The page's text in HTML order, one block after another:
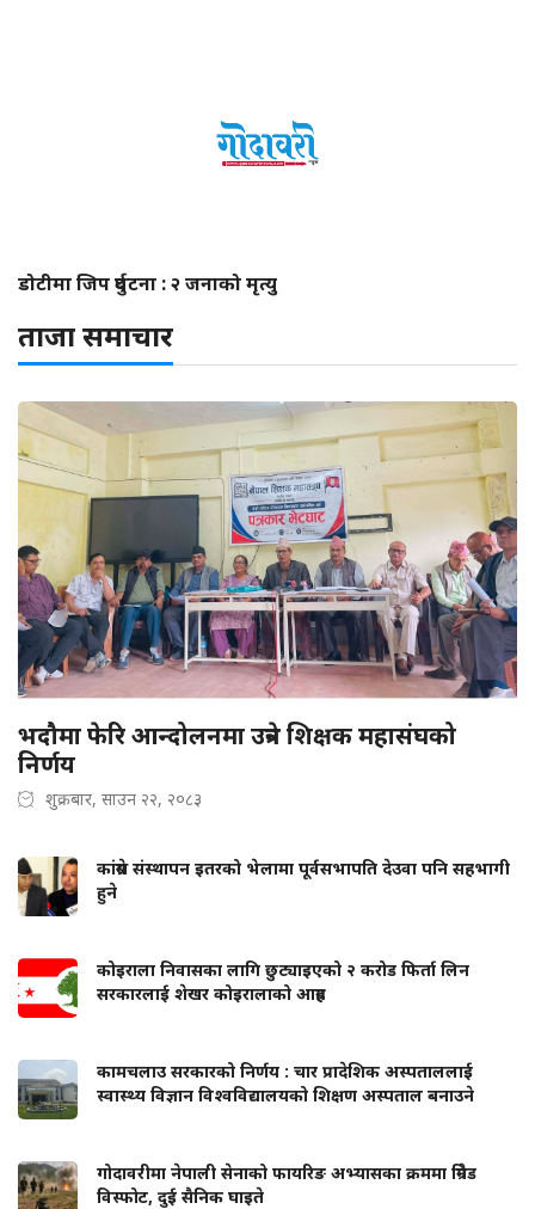
डोटीमा जिप दुर्घटना : २ जनाको मृत्यु
ताजा समाचार
भदौमा फेरि आन्दोलनमा उत्रने शिक्षक महासंघको
निर्णय
शुक्रबार, साउन २२, २०८३
कांग्रेस संस्थापन इतरको भेलामा पूर्वसभापति देउवा पनि सहभागी
हुने
कोइराला निवासका लागि छुट्याइएको २ करोड फिर्ता लिन
सरकारलाई शेखर कोइरालाको आग्रह
कामचलाउ सरकारको निर्णय : चार प्रादेशिक अस्पताललाई
स्वास्थ्य विज्ञान विश्वविद्यालयको शिक्षण अस्पताल बनाउने
गोदावरीमा नेपाली सेनाको फायरिङ अभ्यासका क्रममा ग्रिनेड
विस्फोट, दुई सैनिक घाइते